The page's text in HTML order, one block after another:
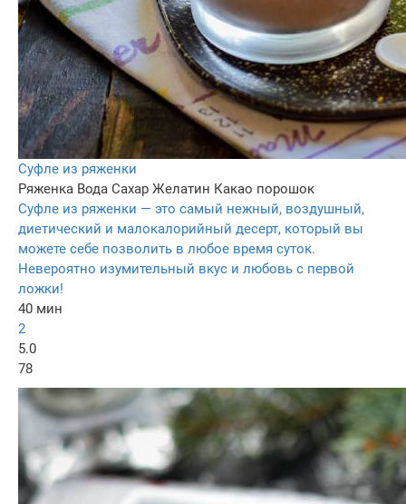
Суфле из ряженки
Ряженка Вода Сахар Желатин Какао порошок
Суфле из ряженки — это самый нежный, воздушный,
диетический и малокалорийный десерт, который вы
можете себе позволить в любое время суток.
Невероятно изумительный вкус и любовь с первой
ложки!
40 мин
2
5.0
78